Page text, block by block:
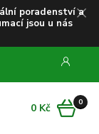
poradenství a
jsou u nás
0
0 Kč